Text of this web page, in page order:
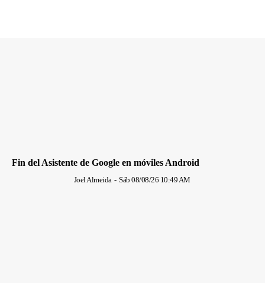
Fin del Asistente de Google en móviles Android
Joel Almeida - Sáb 08/08/26 10:49 AM